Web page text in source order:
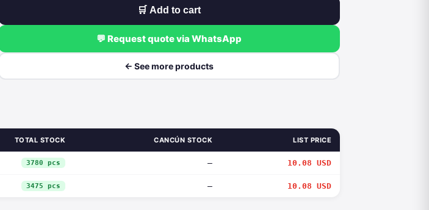
🛒 Add to cart
💬 Request quote via WhatsApp
← See more products
TOTAL STOCK CANCÚN STOCK LIST PRICE
3780 pcs — 10.08 USD
3475 pcs — 10.08 USD